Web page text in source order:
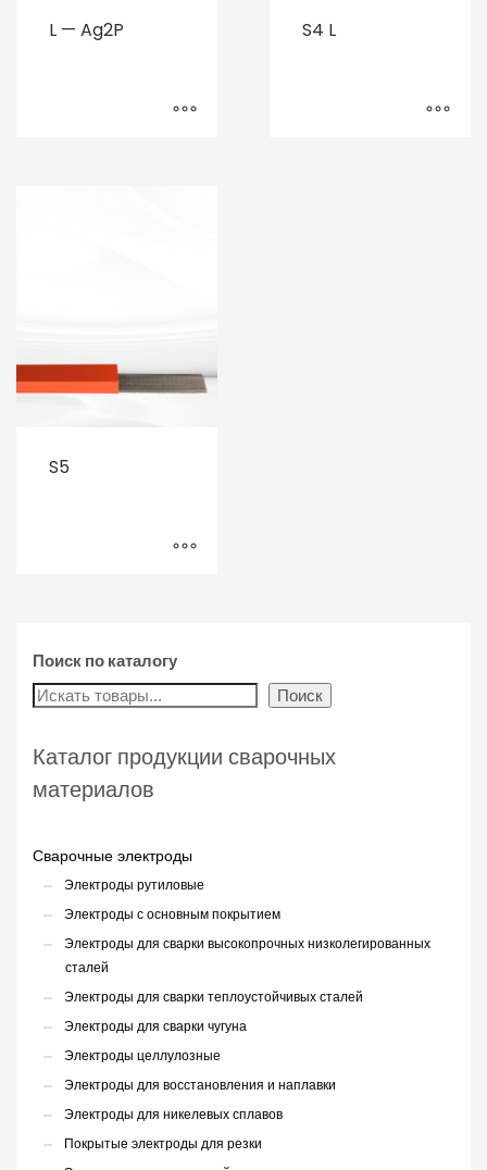
L — Ag2P S4 L
S5
Поиск по каталогу
Поиск
Каталог продукции сварочных
материалов
Сварочные электроды
Электроды рутиловые
Электроды с основным покрытием
Электроды для сварки высокопрочных низколегированных
сталей
Электроды для сварки теплоустойчивых сталей
Электроды для сварки чугуна
Электроды целлулозные
Электроды для восстановления и наплавки
Электроды для никелевых сплавов
Покрытые электроды для резки